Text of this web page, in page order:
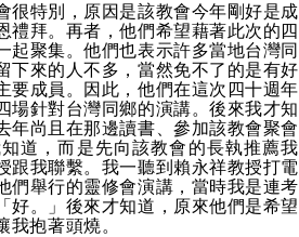
特別，原因是該教會今年剛好是成
禮拜。再者，他們希望藉著此次的四
起聚集。他們也表示許多當地台灣同
下來的人不多，當然免不了的是有好
要成員。因此，他們在這次四十週年
場針對台灣同鄉的演講。後來我才知
年尚且在那邊讀書、參加該教會聚會
道，而是先向該教會的長執推薦我
跟我聯繫。我一聽到賴永祥教授打電
們舉行的靈修會演講，當時我是連考
好。」後來才知道，原來他們是希望
我抱著頭燒。